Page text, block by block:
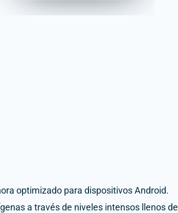
optimizado para dispositivos Android.
a través de niveles intensos llenos de